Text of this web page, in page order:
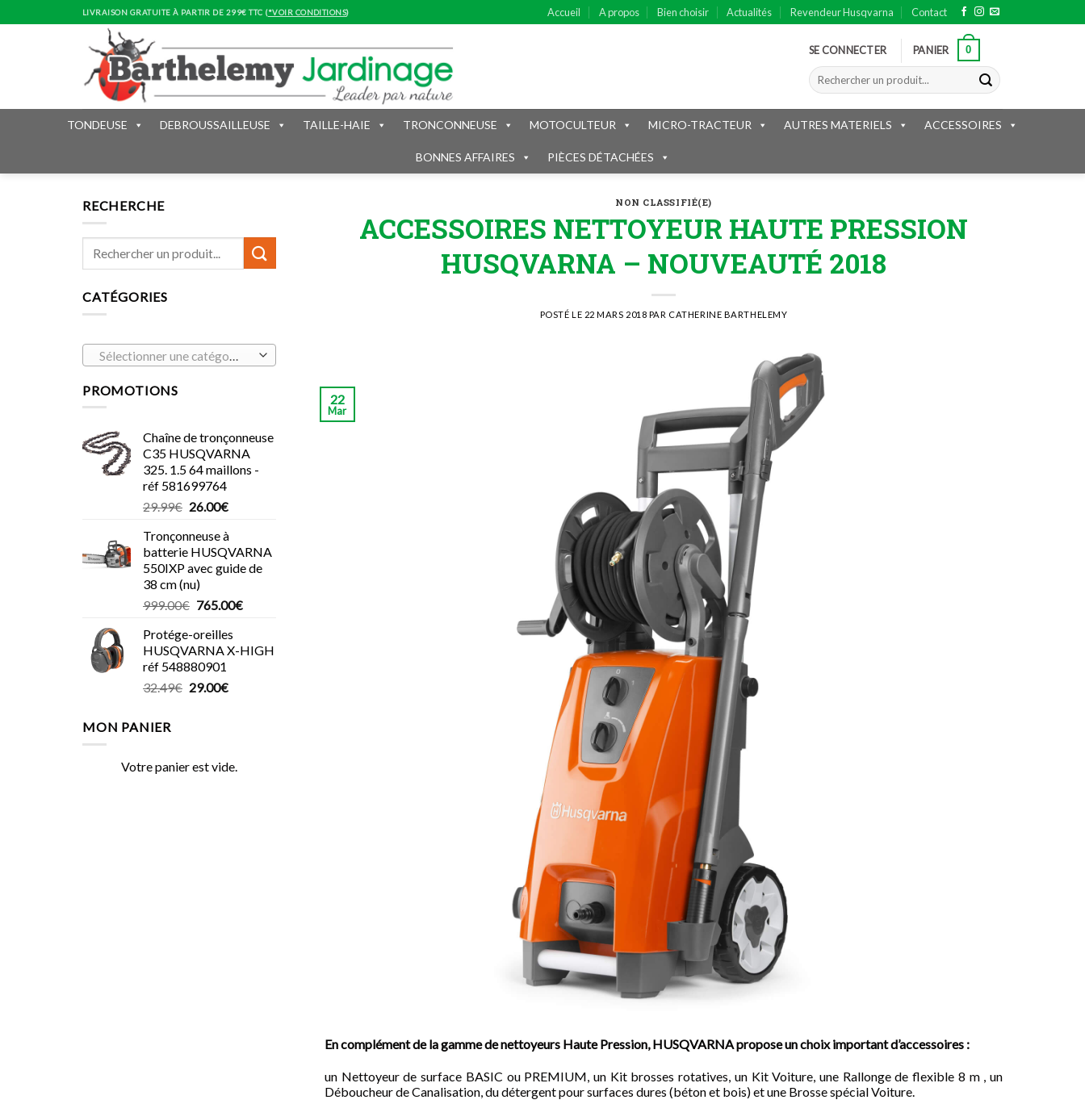
to
LIVRAISON GRATUITE À PARTIR DE 299€ TTC (*VOIR CONDITIONS) Accueil A propos Bien choisir Actualités Revendeur Husqvarna Contact
SE CONNECTER PANIER
0
Recherche
pour :
TONDEUSE DEBROUSSAILLEUSE TAILLE-HAIE TRONCONNEUSE MOTOCULTEUR MICRO-TRACTEUR AUTRES MATERIELS ACCESSOIRES
BONNES AFFAIRES PIÈCES DÉTACHÉES
RECHERCHE
CATÉGORIES
PROMOTIONS
Chaîne de tronçonneuse
C35 HUSQVARNA
325. 1.5 64 maillons -
réf 581699764
29.99€ Le
initial
était :
29.99€.
26.00€Le
actuel
est :
26.00€.
Tronçonneuse à
batterie HUSQVARNA
550IXP avec guide de
38 cm (nu)
999.00€ Le
initial
était :
999.00€.
765.00€Le
est :
Protége-oreilles
HUSQVARNA X-HIGH
réf 548880901
32.49€ Le
29.00€Le
MON PANIER
Votre panier est vide.
NON CLASSIFIÉ(E)
ACCESSOIRES NETTOYEUR HAUTE PRESSION
HUSQVARNA – NOUVEAUTÉ 2018
POSTÉ LE 22 MARS 2018 PAR CATHERINE BARTHELEMY
22
Mar
En complément de la gamme de nettoyeurs Haute Pression, HUSQVARNA propose un choix important d’accessoires :
un Nettoyeur de surface BASIC ou PREMIUM, un Kit brosses rotatives, un Kit Voiture, une Rallonge de flexible 8 m , un
Déboucheur de Canalisation, du détergent pour surfaces dures (béton et bois) et une Brosse spécial Voiture.